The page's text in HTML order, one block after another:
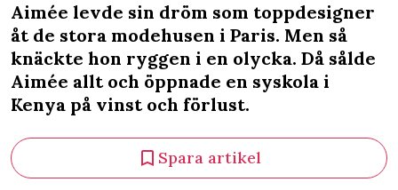
Aimée levde sin dröm som toppdesigner
åt de stora modehusen i Paris. Men så
knäckte hon ryggen i en olycka. Då sålde
Aimée allt och öppnade en syskola i
Kenya på vinst och förlust.
Spara artikel